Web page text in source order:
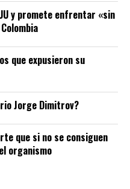
y promete enfrentar «sin
que expusieron su
Jorge Dimitrov?
que si no se consiguen
organismo